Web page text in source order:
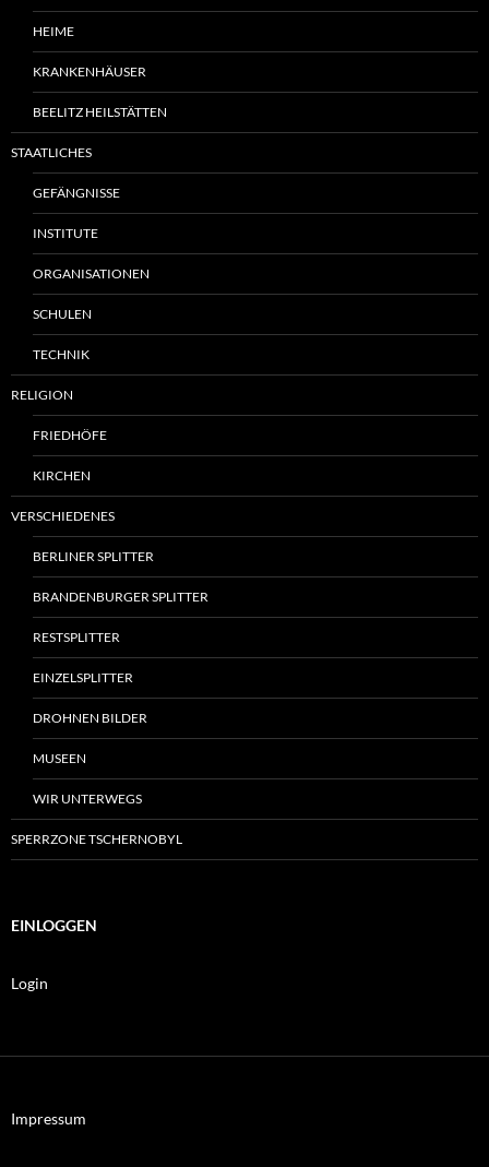
HEIME
KRANKENHÄUSER
BEELITZ HEILSTÄTTEN
STAATLICHES
GEFÄNGNISSE
INSTITUTE
ORGANISATIONEN
SCHULEN
TECHNIK
RELIGION
FRIEDHÖFE
KIRCHEN
VERSCHIEDENES
BERLINER SPLITTER
BRANDENBURGER SPLITTER
RESTSPLITTER
EINZELSPLITTER
DROHNEN BILDER
MUSEEN
WIR UNTERWEGS
SPERRZONE TSCHERNOBYL
EINLOGGEN
Login
Impressum